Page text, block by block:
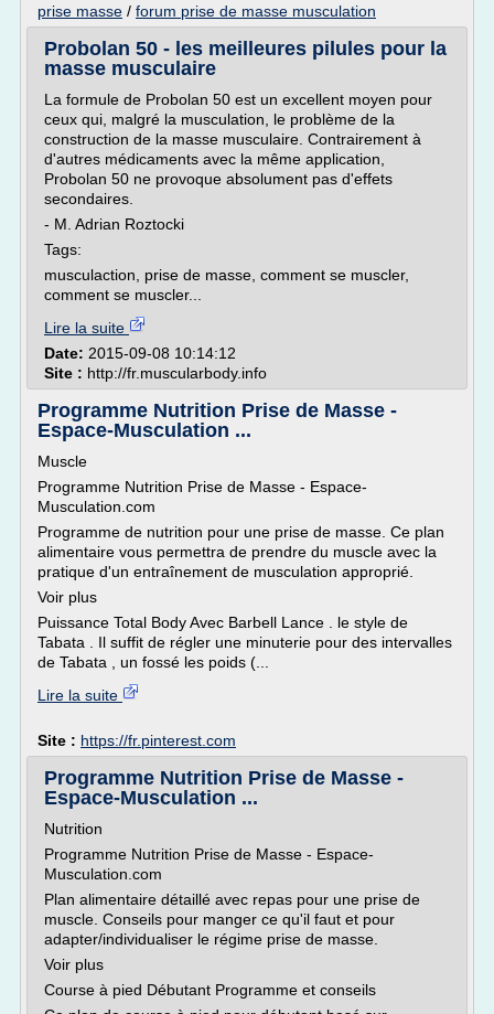
prise masse / forum prise de masse musculation
Probolan 50 - les meilleures pilules pour la
masse musculaire
La formule de Probolan 50 est un excellent moyen pour
ceux qui, malgré la musculation, le problème de la
construction de la masse musculaire. Contrairement à
d'autres médicaments avec la même application,
Probolan 50 ne provoque absolument pas d'effets
secondaires.
- M. Adrian Roztocki
Tags:
musculaction, prise de masse, comment se muscler,
comment se muscler...
Lire la suite
Date: 2015-09-08 10:14:12
Site : http://fr.muscularbody.info
Programme Nutrition Prise de Masse -
Espace-Musculation ...
Muscle
Programme Nutrition Prise de Masse - Espace-
Musculation.com
Programme de nutrition pour une prise de masse. Ce plan
alimentaire vous permettra de prendre du muscle avec la
pratique d'un entraînement de musculation approprié.
Voir plus
Puissance Total Body Avec Barbell Lance . le style de
Tabata . Il suffit de régler une minuterie pour des intervalles
de Tabata , un fossé les poids (...
Lire la suite
Site : https://fr.pinterest.com
Programme Nutrition Prise de Masse -
Espace-Musculation ...
Nutrition
Programme Nutrition Prise de Masse - Espace-
Musculation.com
Plan alimentaire détaillé avec repas pour une prise de
muscle. Conseils pour manger ce qu'il faut et pour
adapter/individualiser le régime prise de masse.
Voir plus
Course à pied Débutant Programme et conseils